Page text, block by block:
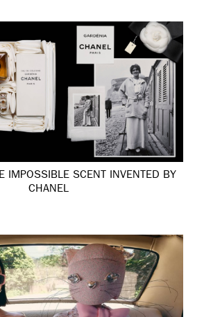
IMPOSSIBLE SCENT INVENTED BY
CHANEL